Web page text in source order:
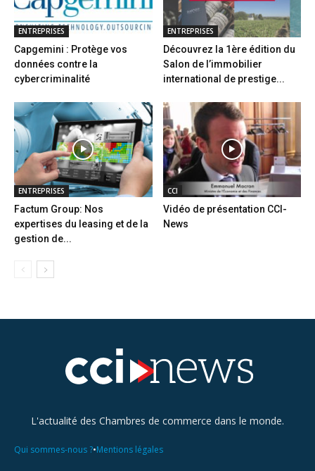
ENTREPRISES
Capgemini : Protège vos
données contre la
cybercriminalité
ENTREPRISES
Découvrez la 1ère édition du
Salon de l’immobilier
international de prestige...
ENTREPRISES
Factum Group: Nos
expertises du leasing et de la
gestion de...
CCI
Vidéo de présentation CCI-
News
L'actualité des Chambres de commerce dans le monde.
Qui sommes-nous ?•Mentions légales